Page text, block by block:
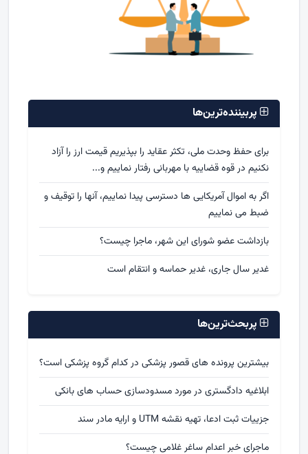
پربیننده‌ترین‌ها
برای حفظ وحدت ملی، تکثر عقاید را بپذیریم قیمت ارز را آزاد
نکنیم در قوه قضاییه با مهربانی رفتار نماییم و...
اگر به اموال آمریکایی ها دسترسی پیدا نماییم، آنها را توقیف و
ضبط می نماییم
بازداشت عضو شورای این شهر، ماجرا چیست؟
غدیر سال جاری، غدیر حماسه و انتقام است
پربحث‌ترین‌ها
بیشترین پرونده های قصور پزشکی در کدام گروه پزشکی است؟
ابلاغیه دادگستری در مورد مسدودسازی حساب های بانکی
جزییات ثبت ادعا، تهیه نقشه UTM و ارایه مادر سند
ماجرای خبر اعدام ساغر غلامی چیست؟